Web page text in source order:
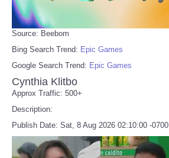
Source: Beebom
Bing Search Trend: Epic Games
Google Search Trend: Epic Games
Cynthia Klitbo
Approx Traffic: 500+
Description:
Publish Date: Sat, 8 Aug 2026 02:10:00 -0700